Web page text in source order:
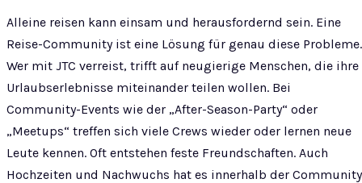
Alleine reisen kann einsam und herausfordernd sein. Eine
Reise-Community ist eine Lösung für genau diese Probleme.
Wer mit JTC verreist, trifft auf neugierige Menschen, die ihre
Urlaubserlebnisse miteinander teilen wollen. Bei
Community-Events wie der „After-Season-Party“ oder
„Meetups“ treffen sich viele Crews wieder oder lernen neue
Leute kennen. Oft entstehen feste Freundschaften. Auch
Hochzeiten und Nachwuchs hat es innerhalb der Community